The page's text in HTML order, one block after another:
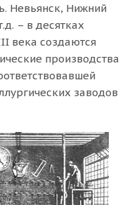
Невьянск, Нижний
– в десятках
века создаются
производства
заводов